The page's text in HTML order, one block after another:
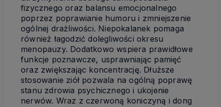
fizycznego oraz balansu emocjonalnego
poprzez poprawianie humoru i zmniejszenie
ogólnej drażliwości. Niepokalanek pomaga
również łagodzić dolegliwości okresu
menopauzy. Dodatkowo wspiera prawidłowe
funkcje poznawcze, usprawniając pamięć
oraz zwiększając koncentrację. Dłuższe
stosowanie ziół pozwala na ogólną poprawę
stanu zdrowia psychicznego i ukojenie
nerwów. Wraz z czerwoną koniczyną i dong